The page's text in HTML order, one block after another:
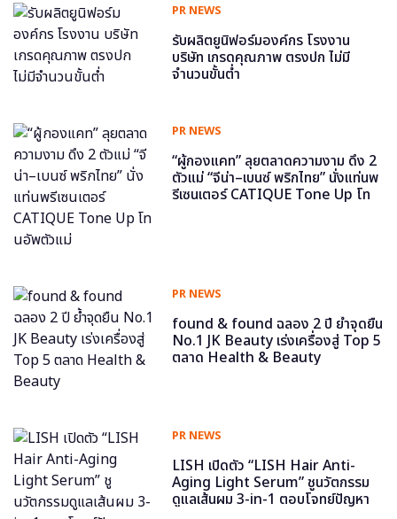
PR NEWS
รับผลิตยูนิฟอร์มองค์กร โรงงาน
บริษัท เกรดคุณภาพ ตรงปก ไม่มี
จำนวนขั้นต่ำ
PR NEWS
“ผู้กองแคท” ลุยตลาดความงาม ดึง 2
ตัวแม่ “จีน่า–เบนซ์ พริกไทย” นั่งแท่นพ
รีเซนเตอร์ CATIQUE Tone Up โท
PR NEWS
found & found ฉลอง 2 ปี ย้ำจุดยืน
No.1 JK Beauty เร่งเครื่องสู่ Top 5
ตลาด Health & Beauty
PR NEWS
LISH เปิดตัว “LISH Hair Anti-
Aging Light Serum” ชูนวัตกรรม
ดูแลเส้นผม 3-in-1 ตอบโจทย์ปัญหา